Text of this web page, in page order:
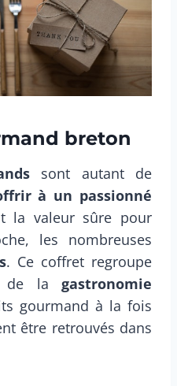
breton
sont autant de
à un passionné
la valeur sûre pour
les nombreuses
. Ce coffret regroupe
de la gastronomie
gourmand à la fois
être retrouvés dans